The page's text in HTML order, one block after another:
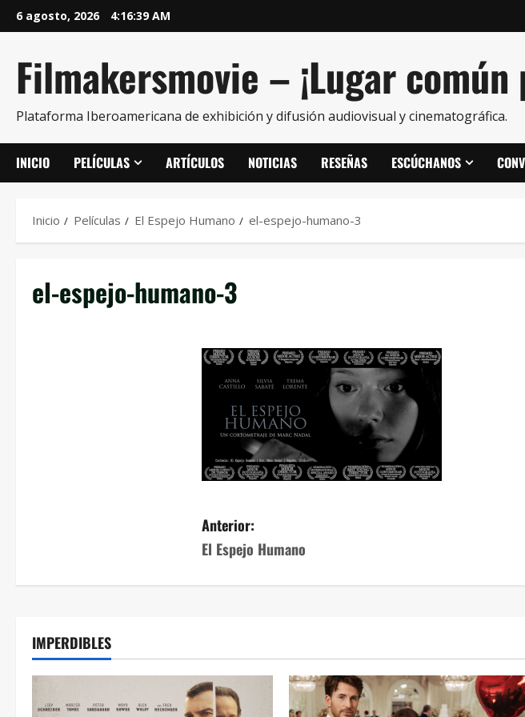
6 agosto, 2026 4:16:40 AM
Filmakersmovie – ¡Lugar
Plataforma Iberoamericana de exhibición y difusión audiovisual y cinematográfica.
INICIO PELÍCULAS ARTÍCULOS NOTICIAS RESEÑAS ESCÚCHANOS
Inicio Películas El Espejo Humano el-espejo-humano-3
el-espejo-humano-3
Anterior:
El Espejo Humano
IMPERDIBLES